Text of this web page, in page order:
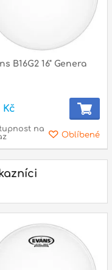
B16G2 16" Genera
Kč
Oblíbené
na